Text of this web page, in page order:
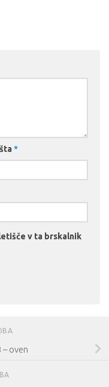
*
v ta brskalnik
oven